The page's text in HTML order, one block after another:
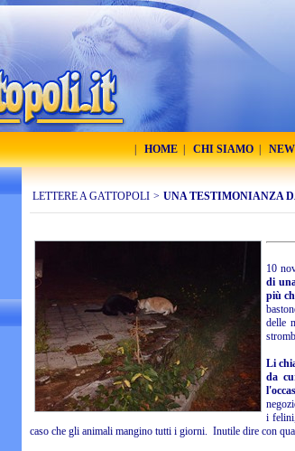
HOME CHI SIAMO
LETTERE A GATTOPOLI > UNA TESTIMONIANZA
10
di
più
delle
Li
da
i
caso che gli animali mangino tutti i giorni. Inutile dire con